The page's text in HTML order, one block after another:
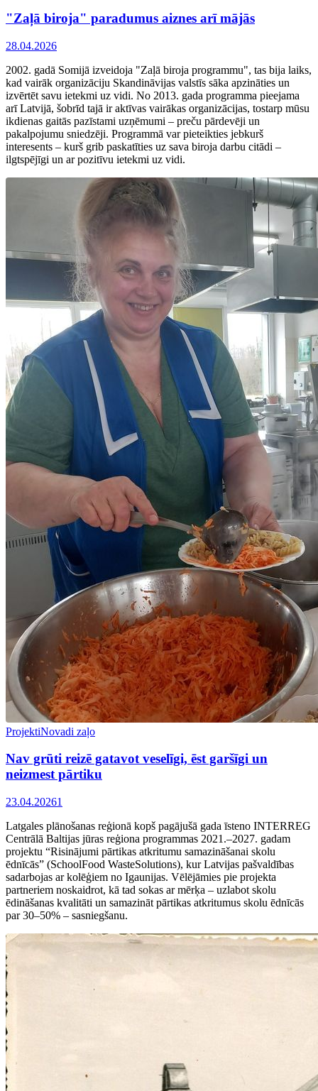
"Zaļā biroja" paradumus aiznes arī mājās
28.04.2026
2002. gadā Somijā izveidoja "Zaļā biroja programmu", tas bija laiks,
kad vairāk organizāciju Skandināvijas valstīs sāka apzināties un
izvērtēt savu ietekmi uz vidi. No 2013. gada programma pieejama
arī Latvijā, šobrīd tajā ir aktīvas vairākas organizācijas, tostarp mūsu
ikdienas gaitās pazīstami uzņēmumi – preču pārdevēji un
pakalpojumu sniedzēji. Programmā var pieteikties jebkurš
interesents – kurš grib paskatīties uz sava biroja darbu citādi –
ilgtspējīgi un ar pozitīvu ietekmi uz vidi.
ProjektiNovadi zaļo
Nav grūti reizē gatavot veselīgi, ēst garšīgi un
neizmest pārtiku
23.04.20261
Latgales plānošanas reģionā kopš pagājušā gada īsteno INTERREG
Centrālā Baltijas jūras reģiona programmas 2021.–2027. gadam
projektu “Risinājumi pārtikas atkritumu samazināšanai skolu
ēdnīcās” (SchoolFood WasteSolutions), kur Latvijas pašvaldības
sadarbojas ar kolēģiem no Igaunijas. Vēlējāmies pie projekta
partneriem noskaidrot, kā tad sokas ar mērķa – uzlabot skolu
ēdināšanas kvalitāti un samazināt pārtikas atkritumus skolu ēdnīcās
par 30–50% – sasniegšanu.